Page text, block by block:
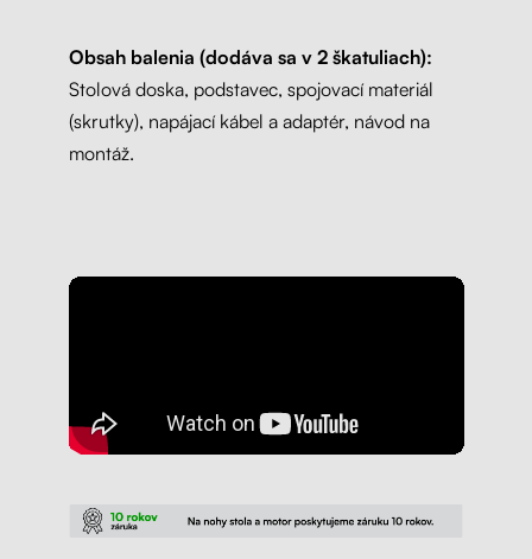
Obsah balenia (dodáva sa v 2 škatuliach):
Stolová doska, podstavec, spojovací materiál
(skrutky), napájací kábel a adaptér, návod na
montáž.